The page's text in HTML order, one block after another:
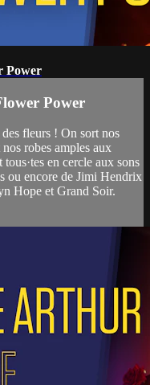
Power
Power
fleurs ! On sort nos
robes amples aux
en cercle aux sons
ou encore de Jimi Hendrix
Hope et Grand Soir.